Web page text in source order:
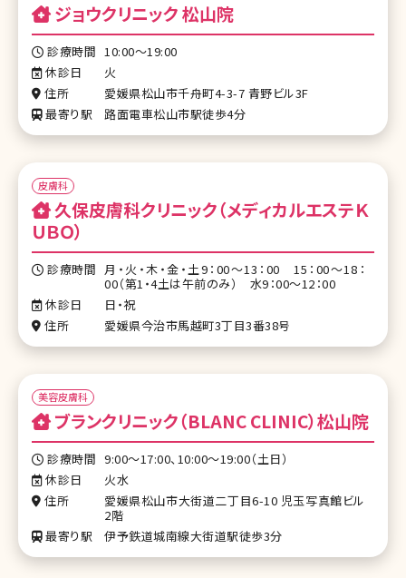
ジョウクリニック 松山院
診療時間 10:00～19:00
休診日
火
住所
愛媛県松山市千舟町4-3-7 青野ビル3F
最寄り駅
路面電車松山市駅徒歩4分
皮膚科
ＵＢＯ）
診療時間 月・火・木・金・土9：00～13：00 15：00～18：
00（第1・4土は午前のみ） 水9：00～12：00
休診日
日・祝
住所
愛媛県今治市馬越町3丁目3番38号
美容皮膚科
ブランクリニック（BLANC CLINIC）松山院
診療時間 9:00～17:00、10:00～19:00（土日）
休診日
火水
住所
愛媛県松山市大街道二丁目6-10 児玉写真館ビル
2階
最寄り駅
伊予鉄道城南線大街道駅徒歩3分